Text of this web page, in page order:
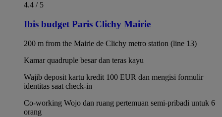
4.4 / 5
Ibis budget Paris Clichy Mairie
200 m from the Mairie de Clichy metro station (line 13)
Kamar quadruple besar dan teras kayu
Wajib deposit kartu kredit 100 EUR dan mengisi formulir
identitas saat check-in
Co-working Wojo dan ruang pertemuan semi-pribadi untuk 6
orang